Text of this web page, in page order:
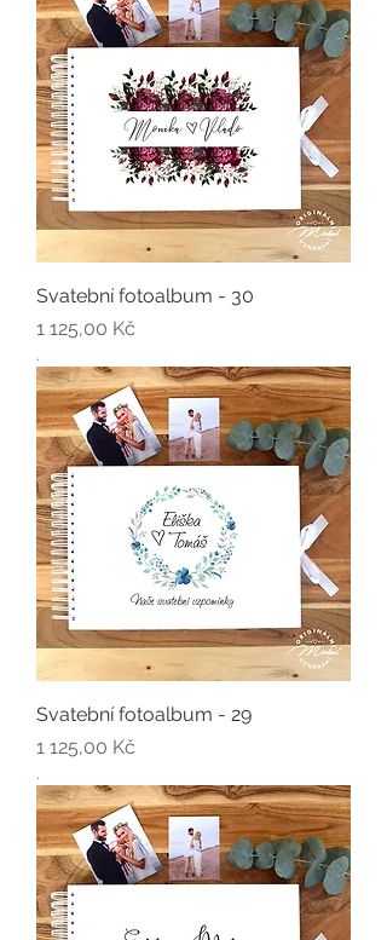
Svatební fotoalbum - 30
Cena
1 125,00 Kč
.
Svatební fotoalbum - 29
Cena
1 125,00 Kč
.